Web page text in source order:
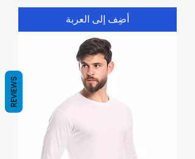
أضِف إلى العربة
REVIEWS